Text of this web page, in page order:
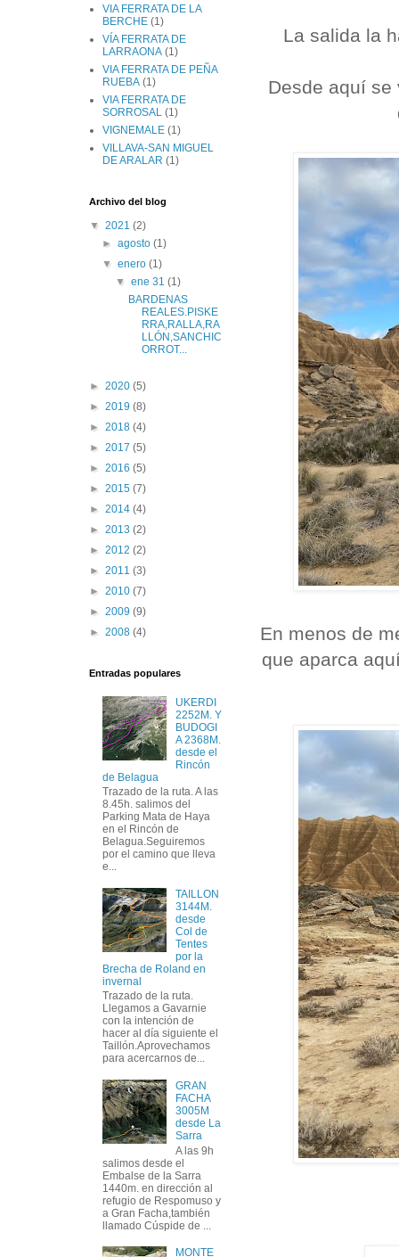
La salida la
Desde aquí se
En menos de
que aparca
VIA FERRATA DE LA
BERCHE (1)
VÍA FERRATA DE
LARRAONA (1)
VIA FERRATA DE PEÑA
RUEBA (1)
VIA FERRATA DE
SORROSAL (1)
VIGNEMALE (1)
VILLAVA-SAN MIGUEL
DE ARALAR (1)
Archivo del blog
▼ 2021 (2)
►agosto(1)
▼enero(1)
▼ ene 31 (1)
BARDENAS
REALES.PISKE
RRA,RALLA,RA
LLÓN,SANCHIC
ORROT...
► 2020 (5)
► 2019 (8)
► 2018 (4)
► 2017 (5)
► 2016 (5)
► 2015 (7)
► 2014 (4)
► 2013 (2)
► 2012 (2)
► 2011 (3)
► 2010 (7)
► 2009 (9)
► 2008 (4)
Entradas populares
UKERDI
2252M. Y
BUDOGI
A 2368M.
desde el
Rincón
de Belagua
Trazado de la ruta. A las
8.45h. salimos del
Parking Mata de Haya
en el Rincón de
Belagua.Seguiremos
por el camino que lleva
e...
TAILLON
3144M.
desde
Col de
Tentes
por la
Brecha de Roland en
invernal
Trazado de la ruta.
Llegamos a Gavarnie
con la intención de
hacer al día siguiente el
Taillón.Aprovechamos
para acercarnos de...
GRAN
FACHA
3005M
desde La
Sarra
A las 9h
salimos desde el
Embalse de la Sarra
1440m. en dirección al
refugio de Respomuso y
a Gran Facha,también
llamado Cúspide de ...
MONTE